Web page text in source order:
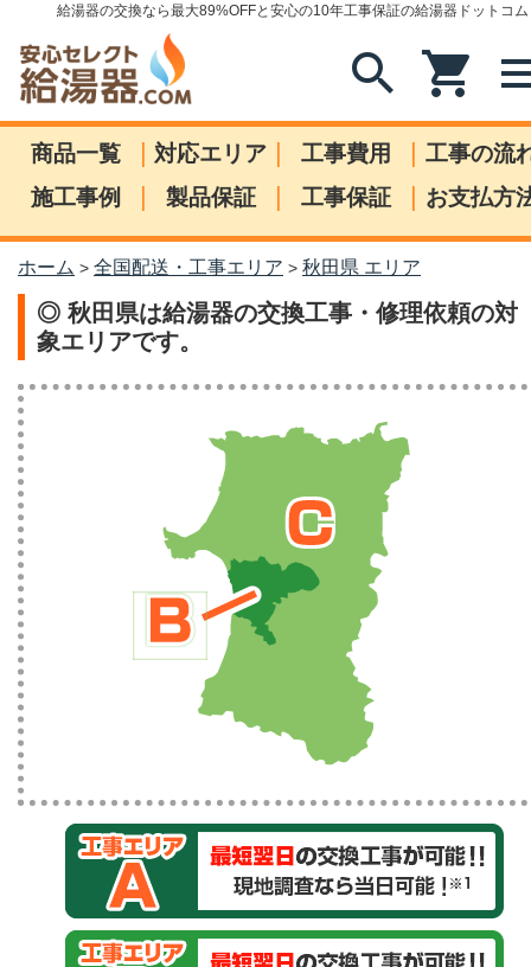
給湯器の交換なら最大89%OFFと安心の10年工事保証の給湯器ドットコム
search shopping_cart
商品一覧 | 対応エリア | 工事費用 | 工事の流
施工事例
| 製品保証 | 工事保証 | お支払方
ホーム > 全国配送・工事エリア > 秋田県 エリア
◎ 秋田県は給湯器の交換工事・修理依頼の対
象エリアです。